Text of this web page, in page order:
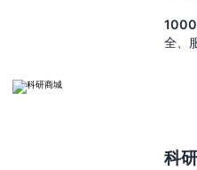
全、
科